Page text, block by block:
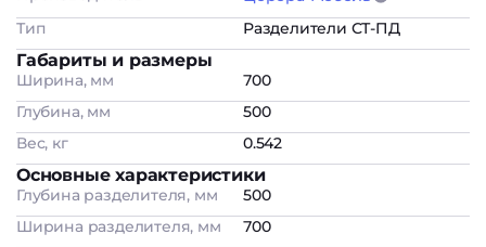
Тип
Разделители СТ-ПД
Габариты и размеры
Ширина, мм
700
Глубина, мм
500
Вес, кг
0.542
Основные характеристики
Глубина разделителя, мм
500
Ширина разделителя, мм
700